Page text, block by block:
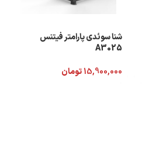
شنا سوئدی پارامتر فیتنس
A3025
15,900,000تومان